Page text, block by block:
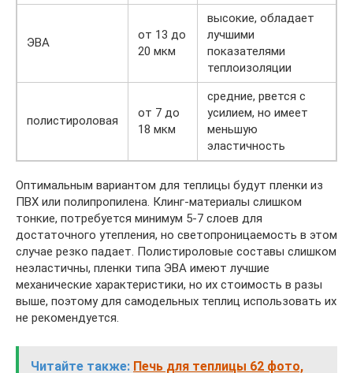
ЭВА
от 13 до
20 мкм
высокие, обладает
лучшими
показателями
теплоизоляции
полистироловая
от 7 до
18 мкм
средние, рвется с
усилием, но имеет
меньшую
эластичность
Оптимальным вариантом для теплицы будут пленки из
ПВХ или полипропилена. Клинг-материалы слишком
тонкие, потребуется минимум 5-7 слоев для
достаточного утепления, но светопроницаемость в этом
случае резко падает. Полистироловые составы слишком
неэластичны, пленки типа ЭВА имеют лучшие
механические характеристики, но их стоимость в разы
выше, поэтому для самодельных теплиц использовать их
не рекомендуется.
Читайте также: Печь для теплицы 62 фото,